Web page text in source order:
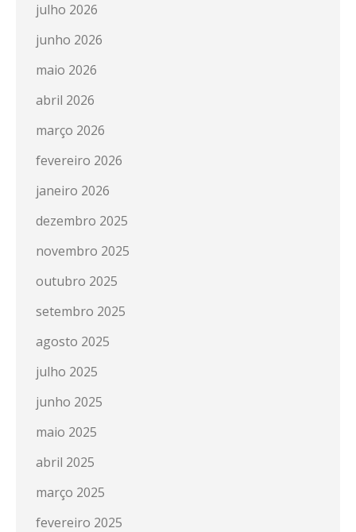
julho 2026
junho 2026
maio 2026
abril 2026
março 2026
fevereiro 2026
janeiro 2026
dezembro 2025
novembro 2025
outubro 2025
setembro 2025
agosto 2025
julho 2025
junho 2025
maio 2025
abril 2025
março 2025
fevereiro 2025